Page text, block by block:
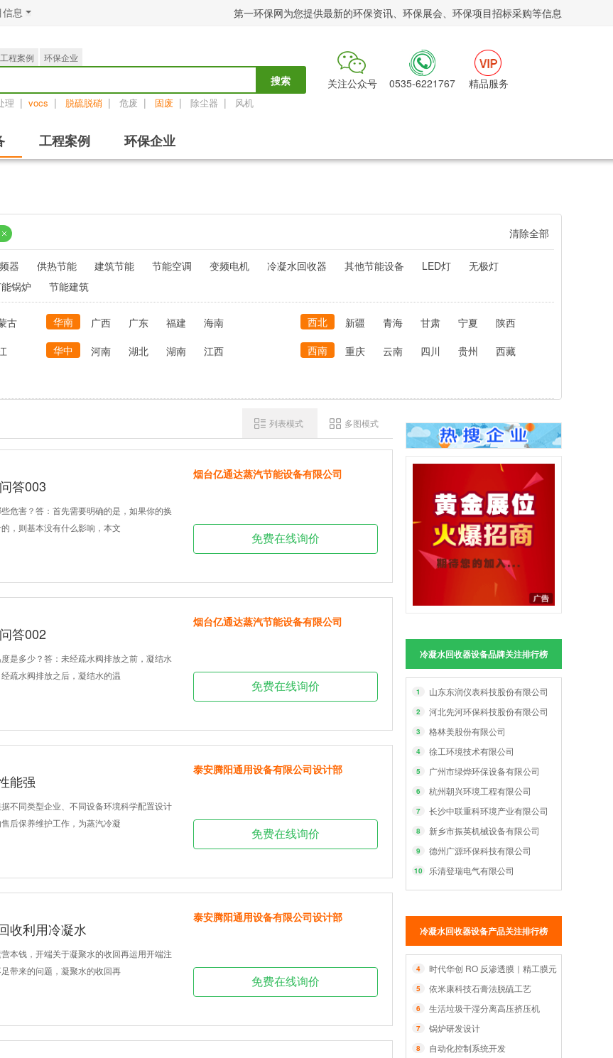
息 第一环保网为您提供最新的环保资讯、环保展会、环保项目招标采购等信息
工程案例
环保企业
搜索
理 | vocs | 脱硫脱硝 | 危废 | 固废 | 除尘器 | 风机
关注公众号 0535-6221767 精品服务
工程案例 环保企业
清除全部
器 供热节能 建筑节能 节能空调 变频电机 冷凝水回收器 其他节能设备 LED灯
无极灯
锅炉 节能建筑
古 华南 广西 广东 福建 海南 西北 新疆 青海 甘肃 宁夏
陕西
华中 河南 湖北 湖南 江西 西南 重庆 云南 四川 贵州
西藏
冷凝水回收器设备品牌关注排行榜
1 山东东润仪表科技股份有限公司
2 河北先河环保科技股份有限公司
3 格林美股份有限公司
4 徐工环境技术有限公司
5 广州市绿烨环保设备有限公司
6 杭州朝兴环境工程有限公司
7 长沙中联重科环境产业有限公司
8 新乡市振英机械设备有限公司
9 德州广源环保科技有限公司
10 乐清登瑞电气有限公司
冷凝水回收器设备产品关注排行榜
4 时代华创 RO 反渗透膜｜精工膜元件，智净每一
5 依米康科技石膏法脱硫工艺
6 生活垃圾干湿分离高压挤压机
7 锅炉研发设计
8 自动化控制系统开发
列表模式 多图模式
答003
危害？答：首先需要明确的是，如果你的换
，则基本没有什么影响，本文
烟台亿通达蒸汽节能设备有限公司
免费在线询价
答002
是多少？答：未经疏水阀排放之前，凝结水
疏水阀排放之后，凝结水的温
烟台亿通达蒸汽节能设备有限公司
免费在线询价
能强
不同类型企业、不同设备环境科学配置设计
后保养维护工作，为蒸汽冷凝
泰安腾阳通用设备有限公司设计部
免费在线询价
收利用冷凝水
本钱，开端关于凝聚水的收回再运用开端注
带来的问题，凝聚水的收回再
泰安腾阳通用设备有限公司设计部
免费在线询价